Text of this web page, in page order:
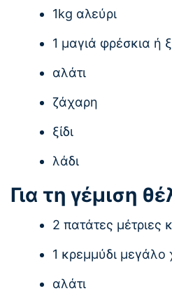
1kg αλεύρι
1 μαγιά φρέσκια ή
αλάτι
ζάχαρη
ξίδι
λάδι
Για τη γέμιση
2 πατάτες μέτριες
1 κρεμμύδι μεγάλο
αλάτι